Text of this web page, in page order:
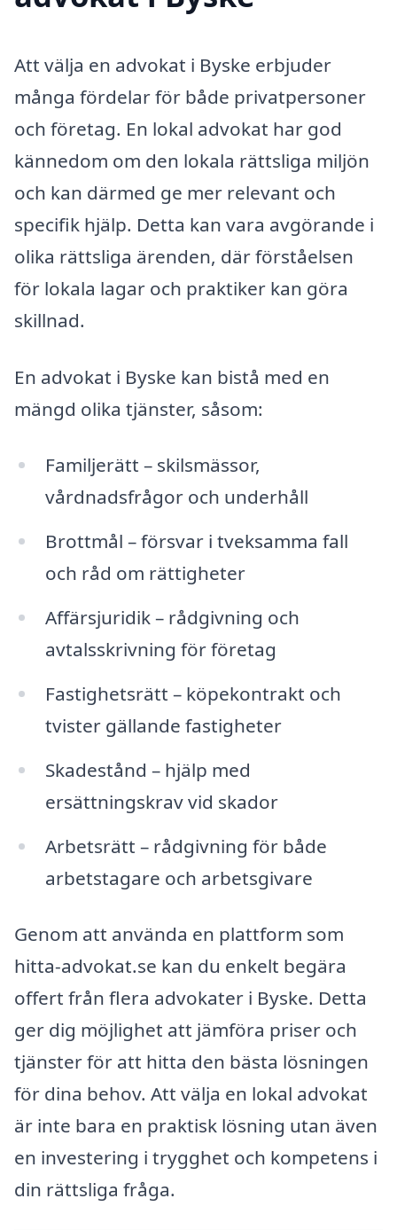
Att välja en advokat i Byske erbjuder
många fördelar för både privatpersoner
och företag. En lokal advokat har god
kännedom om den lokala rättsliga miljön
och kan därmed ge mer relevant och
specifik hjälp. Detta kan vara avgörande i
olika rättsliga ärenden, där förståelsen
för lokala lagar och praktiker kan göra
skillnad.
En advokat i Byske kan bistå med en
mängd olika tjänster, såsom:
Familjerätt – skilsmässor,
vårdnadsfrågor och underhåll
Brottmål – försvar i tveksamma fall
och råd om rättigheter
Affärsjuridik – rådgivning och
avtalsskrivning för företag
Fastighetsrätt – köpekontrakt och
tvister gällande fastigheter
Skadestånd – hjälp med
ersättningskrav vid skador
Arbetsrätt – rådgivning för både
arbetstagare och arbetsgivare
Genom att använda en plattform som
hitta-advokat.se kan du enkelt begära
offert från flera advokater i Byske. Detta
ger dig möjlighet att jämföra priser och
tjänster för att hitta den bästa lösningen
för dina behov. Att välja en lokal advokat
är inte bara en praktisk lösning utan även
en investering i trygghet och kompetens i
din rättsliga fråga.